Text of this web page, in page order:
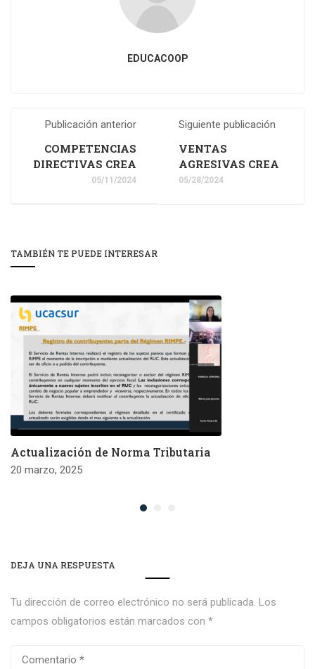
EDUCACOOP
Publicación anterior
COMPETENCIAS
DIRECTIVAS CREA
05/11/2024
Siguiente publicación
VENTAS
AGRESIVAS CREA
05/28/2024
TAMBIÉN TE PUEDE INTERESAR
Actualización de Norma Tributaria
20 marzo, 2025
DEJA UNA RESPUESTA
Tu dirección de correo electrónico no será publicada. Los
campos obligatorios están marcados con *